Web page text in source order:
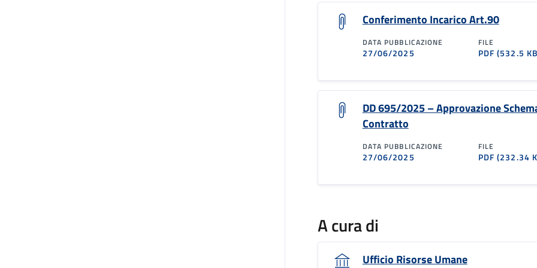
Conferimento Incarico Art.90
DATA PUBBLICAZIONE
27/06/2025
FILE
PDF(532.5
DD 695/2025 – Approvazione
Contratto
DATA PUBBLICAZIONE
27/06/2025
FILE
PDF(232.34
A cura di
Ufficio Risorse Umane